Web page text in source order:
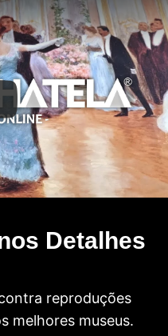
Detalhes
reproduções
melhores museus.